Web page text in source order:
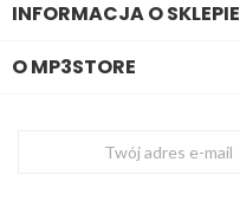
INFORMACJA O SKLEPIE
O MP3STORE